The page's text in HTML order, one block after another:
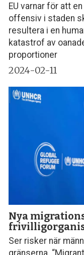
EU varnar för att en
offensiv i staden
resultera i en
katastrof av
proportioner
2024-02-11
Nya
Ser risker när